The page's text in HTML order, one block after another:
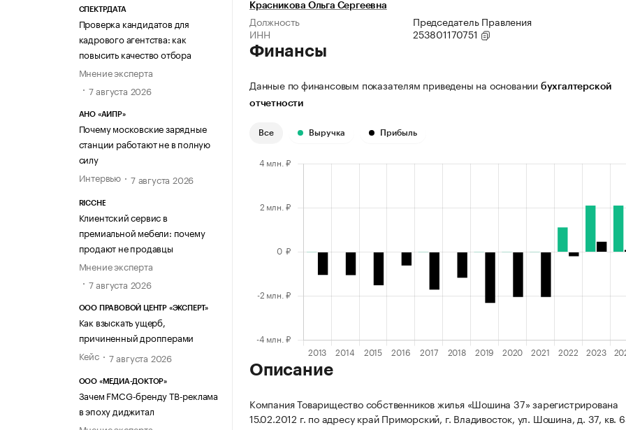
СПЕКТРДАТА
Проверка кандидатов для
кадрового агентства: как
повысить качество отбора
Мнение эксперта
7 августа 2026
АНО «АИПР»
Почему московские зарядные
станции работают не в полную
силу
Интервью
7 августа 2026
RICCHE
Клиентский сервис в
премиальной мебели: почему
продают не продавцы
Мнение эксперта
7 августа 2026
ООО ПРАВОВОЙ ЦЕНТР «ЭКСПЕРТ»
Как взыскать ущерб,
причиненный дропперами
Кейс
7 августа 2026
ООО «МЕДИА-ДОКТОР»
Зачем FMCG-бренду ТВ-реклама
в эпоху диджитал
Красникова Ольга Сергеевна
Должность
Председатель Правления
ИНН
253801170751
Финансы
Данные по финансовым показателям приведены на основании бухгалтерской
отчетности
Все Выручка Прибыль
Описание
Компания Товарищество собственников жилья «Шошина 37» зарегистрирована
15.02.2012 г. по адресу край Приморский, г. Владивосток, ул. Шошина, д. 37, кв.